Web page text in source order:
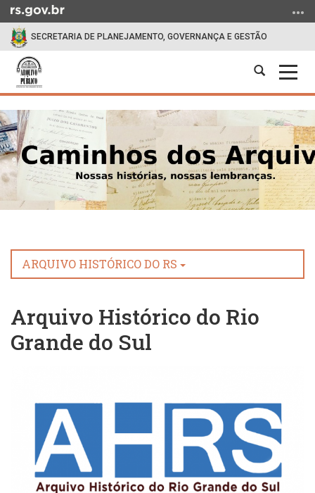
para
conteúdo
para
o
menu
Ir
para
a
busca
SECRETARIA DE PLANEJAMENTO, GOVERNANÇA E GESTÃO
Abrir
do
conteúdo
ARQUIVO HISTÓRICO DO RS
Arquivo Histórico do Rio
Grande do Sul